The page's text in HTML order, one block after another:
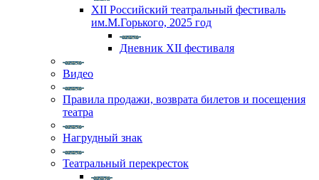
XII Российский театральный фестиваль
им.М.Горького, 2025 год
Дневник XII фестиваля
Видео
Правила продажи, возврата билетов и посещения
театра
Нагрудный знак
Театральный перекресток